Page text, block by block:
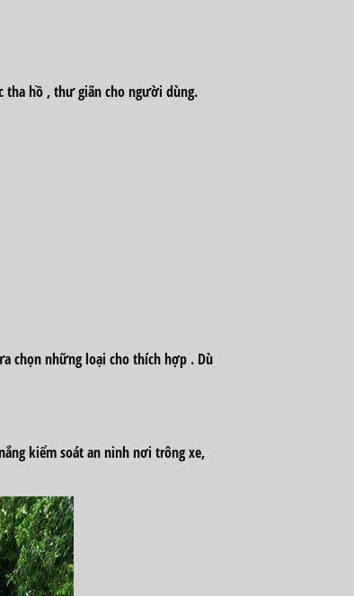
tha hồ , thư giãn cho người dùng.
chọn những loại chothích hợp . Dù
kiểm soát an ninh nơi trông xe,